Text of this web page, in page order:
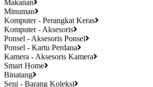
Makanan
Minuman
Komputer - Perangkat Keras
Komputer - Aksesoris
Ponsel - Aksesoris Ponsel
Ponsel - Kartu Perdana
Kamera - Aksesoris Kamera
Smart Home
Binatang
Seni - Barang Koleksi